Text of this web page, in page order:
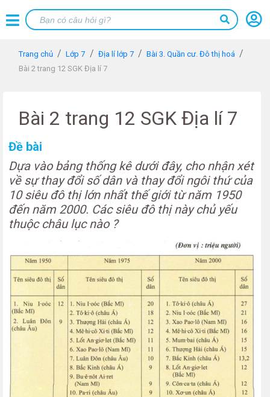
Trang chủ Lớp 7 Địa lí lớp 7
Bài 3. Quần cư. Đô thị hoá
Bài 2 trang 12 SGK Địa lí 7
Bài 2 trang 12 SGK Địa lí 7
Đề bài
Dựa vào bảng thống kê dưới đây, cho nhận xét
về sự thay đổi số dân và thay đổi ngôi thứ của
10 siêu đô thị lớn nhất thế giới từ năm 1950
đến năm 2000. Các siêu đô thị này chủ yếu
thuộc châu lục nào ?